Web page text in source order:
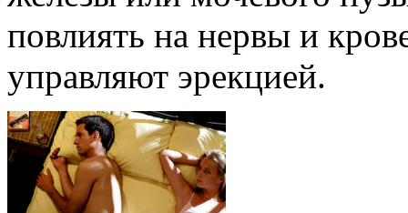
повлиять на нервы и
управляют эрекцией.